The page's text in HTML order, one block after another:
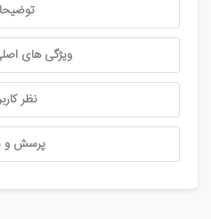
ویژگی های
نظر
پرسش و